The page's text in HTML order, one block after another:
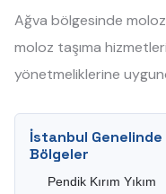
Ağva bölgesinde
moloz taşıma
yönetmeliklerine
İstanbul Genelinde
Bölgeler
Pendik Kırım Yıkım